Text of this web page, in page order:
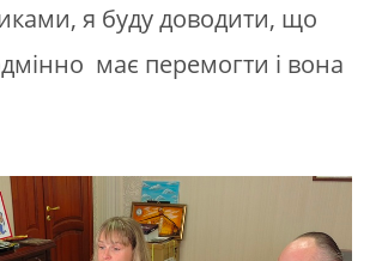
я буду доводити, що
має перемогти і вона